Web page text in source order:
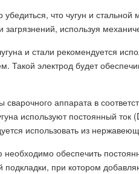
что чугун и
загрязнений, используя
и стали рекомендуется
Такой электрод будет
аппарата в
используют постоянный ток
использовать из
необходимо обеспечить
при котором